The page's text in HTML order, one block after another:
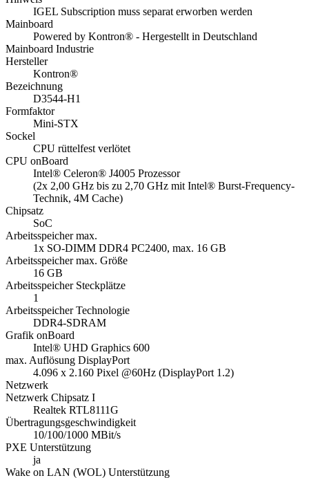
IGEL Subscription muss separat erworben werden
Mainboard
Powered by Kontron® - Hergestellt in Deutschland
Mainboard Industrie
Hersteller
Kontron®
Bezeichnung
D3544-H1
Formfaktor
Mini-STX
Sockel
CPU rüttelfest verlötet
CPU onBoard
Intel® Celeron® J4005 Prozessor
(2x 2,00 GHz bis zu 2,70 GHz mit Intel® Burst-Frequency-
Technik, 4M Cache)
Chipsatz
SoC
Arbeitsspeicher max.
1x SO-DIMM DDR4 PC2400, max. 16 GB
Arbeitsspeicher max. Größe
16 GB
Arbeitsspeicher Steckplätze
1
Arbeitsspeicher Technologie
DDR4-SDRAM
Grafik onBoard
Intel® UHD Graphics 600
max. Auflösung DisplayPort
4.096 x 2.160 Pixel @60Hz (DisplayPort 1.2)
Netzwerk
Netzwerk Chipsatz I
Realtek RTL8111G
Übertragungsgeschwindigkeit
10/100/1000 MBit/s
PXE Unterstützung
ja
Wake on LAN (WOL) Unterstützung